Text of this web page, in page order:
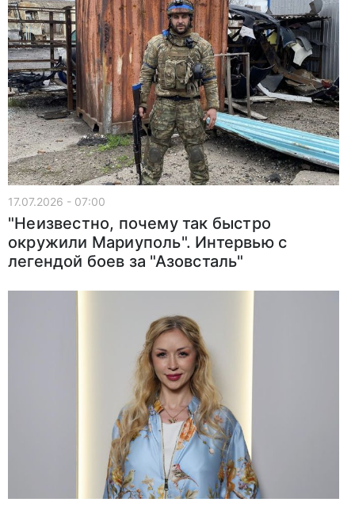
17.07.2026 - 07:00
"Неизвестно, почему так быстро
окружили Мариуполь". Интервью с
легендой боев за "Азовсталь"